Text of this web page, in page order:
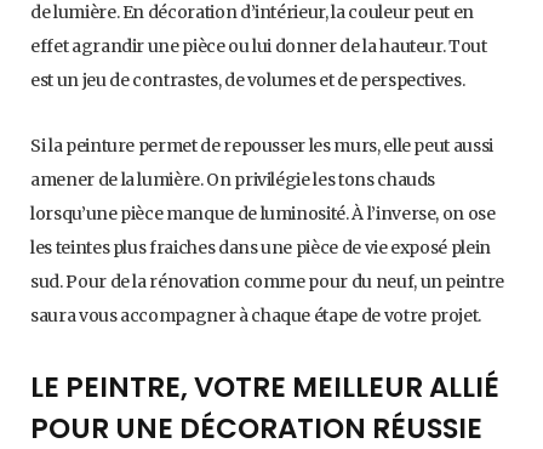
de lumière. En décoration d’intérieur, la couleur peut en
effet agrandir une pièce ou lui donner de la hauteur. Tout
est un jeu de contrastes, de volumes et de perspectives.
Si la peinture permet de repousser les murs, elle peut aussi
amener de la lumière. On privilégie les tons chauds
lorsqu’une pièce manque de luminosité. À l’inverse, on ose
les teintes plus fraiches dans une pièce de vie exposé plein
sud. Pour de la rénovation comme pour du neuf, un peintre
saura vous accompagner à chaque étape de votre projet.
LE PEINTRE, VOTRE MEILLEUR ALLIÉ
POUR UNE DÉCORATION RÉUSSIE